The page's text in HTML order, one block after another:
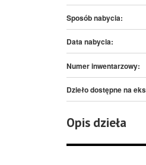
Sposób nabycia:
Data nabycia:
Numer inwentarzowy:
Dzieło dostępne na
Opis dzieła